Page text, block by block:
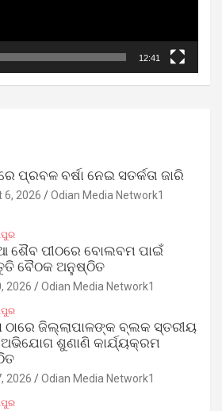
12:41
ପ୍ରବଳ ବର୍ଷା ନେଇ ସତର୍କତା ଜାରି
6, 2026 Odian Media Network1
ଶୈବ ପୀଠରେ ବୋଲବମ ପାଇଁ
ବୈଠକ ଅନୁଷ୍ଠିତ
2026 Odian Media Network1
ଠାରେ ଜିଲ୍ଲାପାଳଙ୍କ ବ୍ଲକ ସ୍ତରୀୟ
ଶୁଣାଣି କାର୍ଯ୍ୟକ୍ରମ
2026 Odian Media Network1